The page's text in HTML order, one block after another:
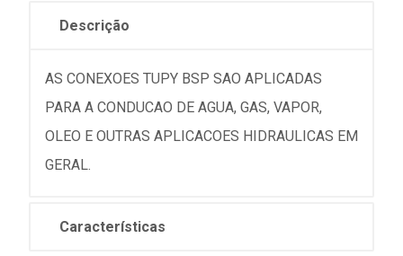
Descrição
AS CONEXOES TUPY BSP SAO APLICADAS
PARA A CONDUCAO DE AGUA, GAS, VAPOR,
OLEO E OUTRAS APLICACOES HIDRAULICAS EM
GERAL.
Características